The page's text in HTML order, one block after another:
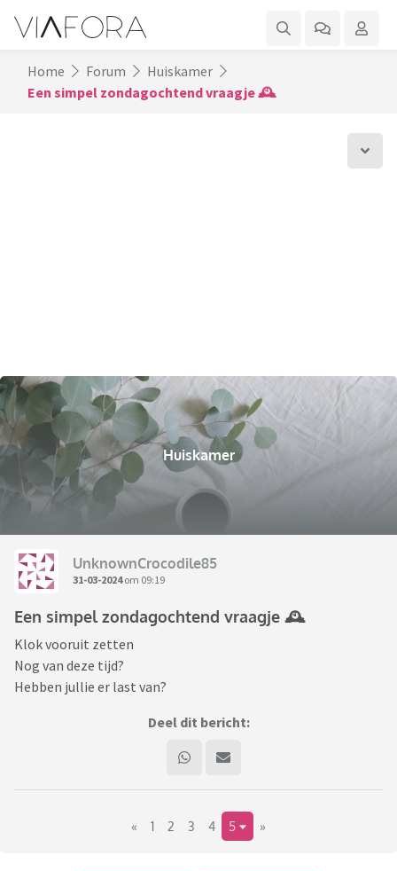
Home Forum
Huiskamer
Een simpel zondagochtend vraagje 🕰️
Huiskamer
UnknownCrocodile85
31-03-2024om 09:19
Een simpel zondagochtend vraagje 🕰️
Klok vooruit zetten
Nog van deze tijd?
Hebben jullie er last van?
Deel dit bericht:
« 1 2 3 4 5 »